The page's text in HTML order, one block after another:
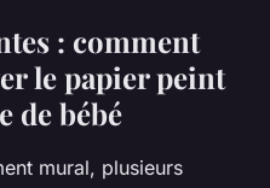
: comment
le papier peint
de bébé
mural, plusieurs